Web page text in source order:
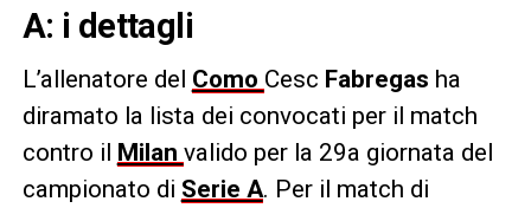
A: i dettagli
L’allenatore del Como Cesc Fabregas ha
diramato la lista dei convocati per il match
contro il Milan valido per la 29a giornata del
campionato di Serie A. Per il match di